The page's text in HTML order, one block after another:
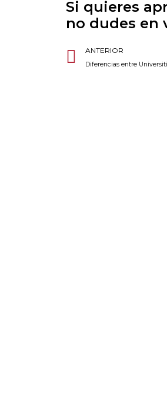
Si quieres
no dudes en
Ant
ANTERIOR
Diferencias entre